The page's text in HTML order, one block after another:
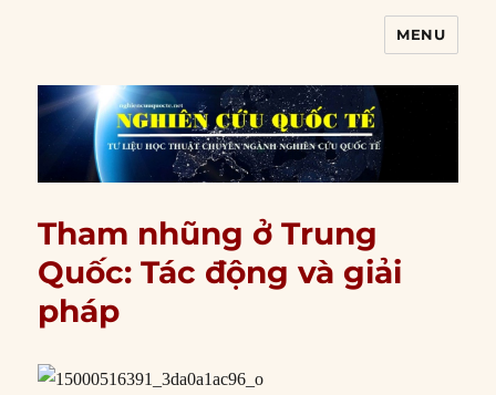
MENU
Tham nhũng ở Trung
Quốc: Tác động và giải
pháp